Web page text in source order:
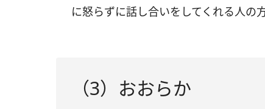
に怒らずに話し合いをしてくれる人の
（3）おおらか